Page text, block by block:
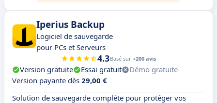
Iperius Backup
Logiciel de sauvegarde
pour PCs et Serveurs
4.3Basé sur +200 avis
Version gratuite Essai gratuit
Démo gratuite
Version payante dès 29,00 €
Solution de sauvegarde complète pour protéger vos